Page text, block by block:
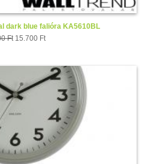
dark blue falióra KA5610BL
Ft15.700 Ft